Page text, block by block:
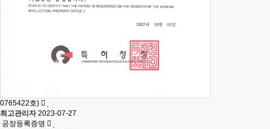
0765422호)
최고관리자 2023-07-27
공장등록증명